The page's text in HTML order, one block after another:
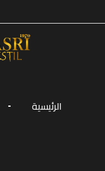
This is your
الرئيسية